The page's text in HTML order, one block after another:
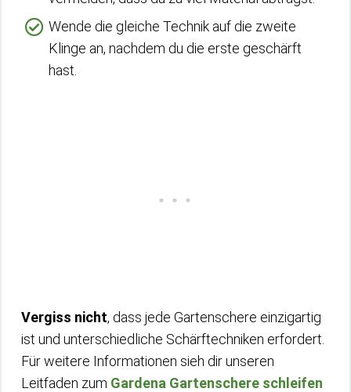
Wende die gleiche Technik auf die zweite
Klinge an, nachdem du die erste geschärft
hast.
Vergiss nicht, dass jede Gartenschere einzigartig
ist und unterschiedliche Schärftechniken erfordert.
Für weitere Informationen sieh dir unseren
Leitfaden zum Gardena Gartenschere schleifen